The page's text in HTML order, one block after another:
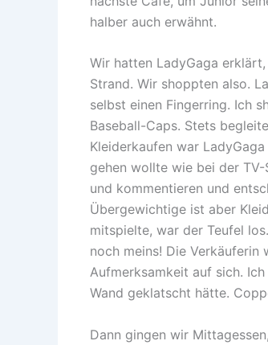
halber auch erwähnt.
Wir hatten LadyGaga
Strand. Wir shoppten also.
selbst einen Fingerring. Ich
Baseball-Caps. Stets
Kleiderkaufen war
gehen wollte wie bei der
und kommentieren und
Übergewichtige ist aber
mitspielte, war der Teufel
noch meins! Die
Aufmerksamkeit auf sich.
Wand geklatscht hätte.
Dann gingen wir